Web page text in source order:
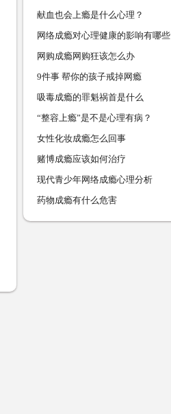
献血也会上瘾是什么心理？
网络成瘾对心理健康的影响有哪些
网购成瘾网购狂该怎么办
9件事 帮你的孩子戒掉网瘾
吸毒成瘾的罪魁祸首是什么
“整容上瘾”是不是心理有病？
女性化妆成瘾怎么回事
赌博成瘾应该如何治疗
现代青少年网络成瘾心理分析
药物成瘾有什么危害